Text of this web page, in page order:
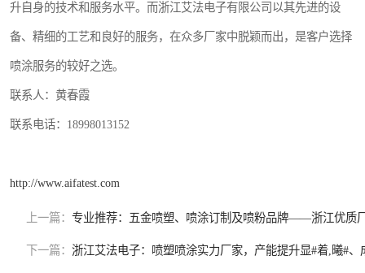
升自身的技术和服务水平。而浙江艾法电子有限公司以其先进的设
备、精细的工艺和良好的服务，在众多厂家中脱颖而出，是客户选择
喷涂服务的较好之选。
联系人：黄春霞
联系电话：18998013152
http://www.aifatest.com
上一篇： 专业推荐：五金喷塑、喷涂订制及喷粉品牌——浙江优质
下一篇： 浙江艾法电子：喷塑喷涂实力厂家，产能提升显#着,曦#、